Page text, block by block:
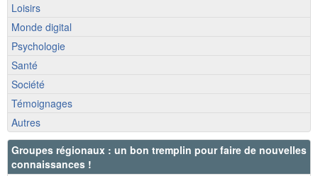
Loisirs
Monde digital
Psychologie
Santé
Société
Témoignages
Autres
Groupes régionaux : un bon tremplin pour faire de nouvelles
connaissances !